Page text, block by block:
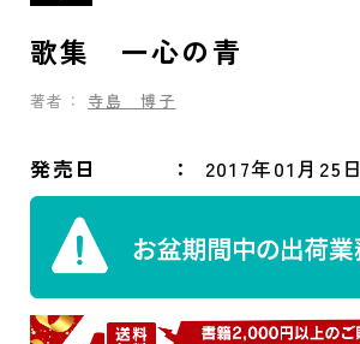
歌集 一心の青
著者： 寺島 博子
発売日 2017年01月25日